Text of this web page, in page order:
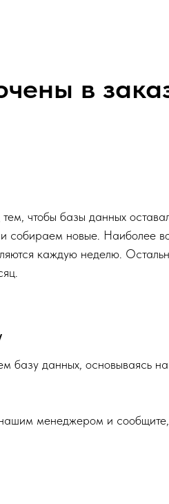
в
чтобы базы данных
собираем новые. Наиболее
каждую неделю.
базу данных, основываясь
менеджером и